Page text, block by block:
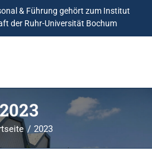
& Führung gehört zum Institut
der Ruhr-Universität Bochum
2023
2023